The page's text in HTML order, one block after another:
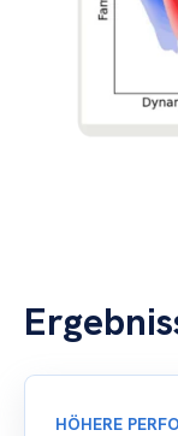
HÖHERE